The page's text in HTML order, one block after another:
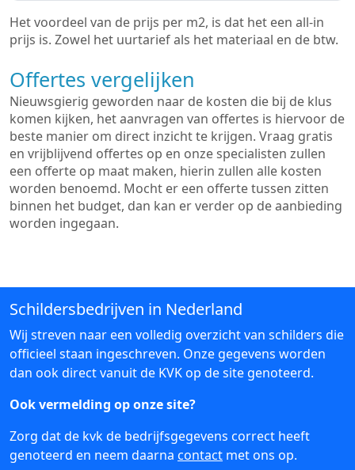
Het voordeel van de prijs per m2, is dat het een all-in
prijs is. Zowel het uurtarief als het materiaal en de btw.
Offertes vergelijken
Nieuwsgierig geworden naar de kosten die bij de klus
komen kijken, het aanvragen van offertes is hiervoor de
beste manier om direct inzicht te krijgen. Vraag gratis
en vrijblijvend offertes op en onze specialisten zullen
een offerte op maat maken, hierin zullen alle kosten
worden benoemd. Mocht er een offerte tussen zitten
binnen het budget, dan kan er verder op de aanbieding
worden ingegaan.
Schildersbedrijven in Nederland
Wij streven naar een volledig overzicht van schilders die
officieel staan ingeschreven. Onze gegevens worden
dan ook direct vanuit de KVK op de site genoteerd.
Ook vermelding op onze site?
Zorg dat de kvk de bedrijfsgegevens correct heeft
genoteerd en neem daarna contact met ons op.